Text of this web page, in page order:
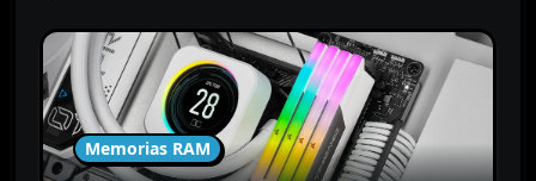
Memorias RAM